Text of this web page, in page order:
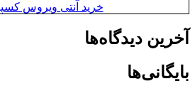
خرید آنتی ویروس
آخرین دیدگاه‌ها
بایگانی‌ها